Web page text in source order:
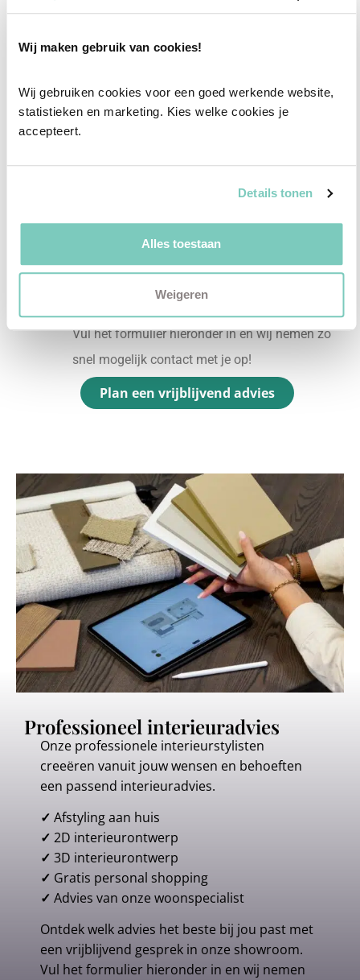
Wij maken gebruik van cookies!
Wij gebruiken cookies voor een goed werkende website,
statistieken en marketing. Kies welke cookies je
accepteert.
Details tonen
Alles toestaan
Weigeren
Onze professionele interieurstylisten creeëren
passend interieuradvies.
✓ 2D interieurontwerp
✓ Gratis personal shopping
Advies van onze woonspecialist
Vul het formulier hieronder in en wij nemen zo
snel mogelijk contact met je op!
Plan een vrijblijvend advies
Professioneel interieuradvies
Onze professionele interieurstylisten
creeëren vanuit jouw wensen en behoeften
een passend interieuradvies.
✓ Afstyling aan huis
✓ 2D interieurontwerp
✓ 3D interieurontwerp
✓ Gratis personal shopping
✓ Advies van onze woonspecialist
Ontdek welk advies het beste bij jou past met
een vrijblijvend gesprek in onze showroom.
Vul het formulier hieronder in en wij nemen